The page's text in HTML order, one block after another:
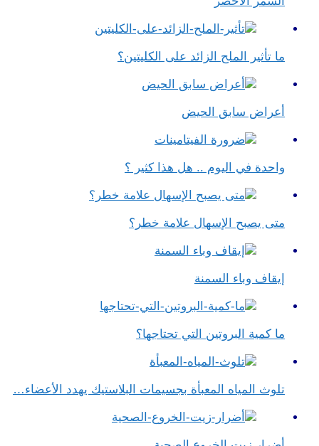
ما تأثير الملح الزائد على الكليتين؟
أعراض سابق الحيض
واحدة في اليوم .. هل هذا كثير ؟
متى يصبح الإسهال علامة خطر؟
إيقاف وباء السمنة
ما كمية البروتين التي تحتاجها؟
تلوث المياه المعبأة بجسيمات البلاستيك يهدد الأعضاء…